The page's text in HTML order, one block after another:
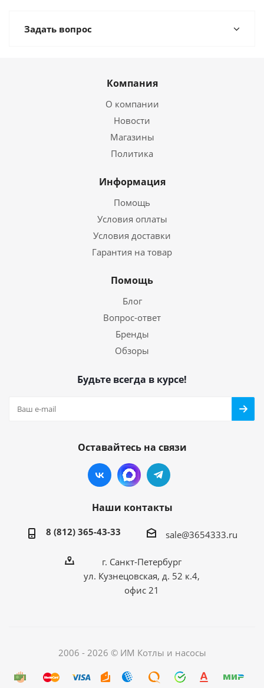
Задать вопрос
Компания
О компании
Новости
Магазины
Политика
Информация
Помощь
Условия оплаты
Условия доставки
Гарантия на товар
Помощь
Блог
Вопрос-ответ
Бренды
Обзоры
Будьте всегда в курсе!
Оставайтесь на связи
Наши контакты
8 (812) 365-43-33 sale@3654333.ru
г. Санкт-Петербург
ул. Кузнецовская, д. 52 к.4,
офис 21
2006 - 2026 © ИМ Котлы и насосы